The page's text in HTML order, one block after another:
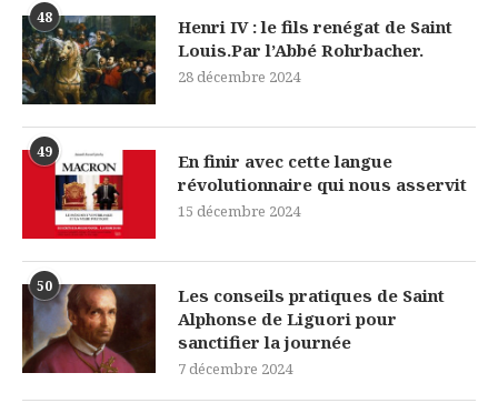
48
Henri IV : le fils renégat de Saint
Louis.Par l’Abbé Rohrbacher.
28 décembre 2024
49
En finir avec cette langue
révolutionnaire qui nous asservit
15 décembre 2024
50
Les conseils pratiques de Saint
Alphonse de Liguori pour
sanctifier la journée
7 décembre 2024